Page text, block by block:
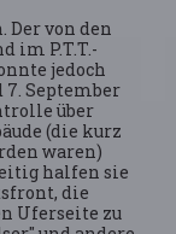
Der von den
im P.T.T.-
jedoch
September
über
(die kurz
waren)
halfen sie
die
Uferseite zu